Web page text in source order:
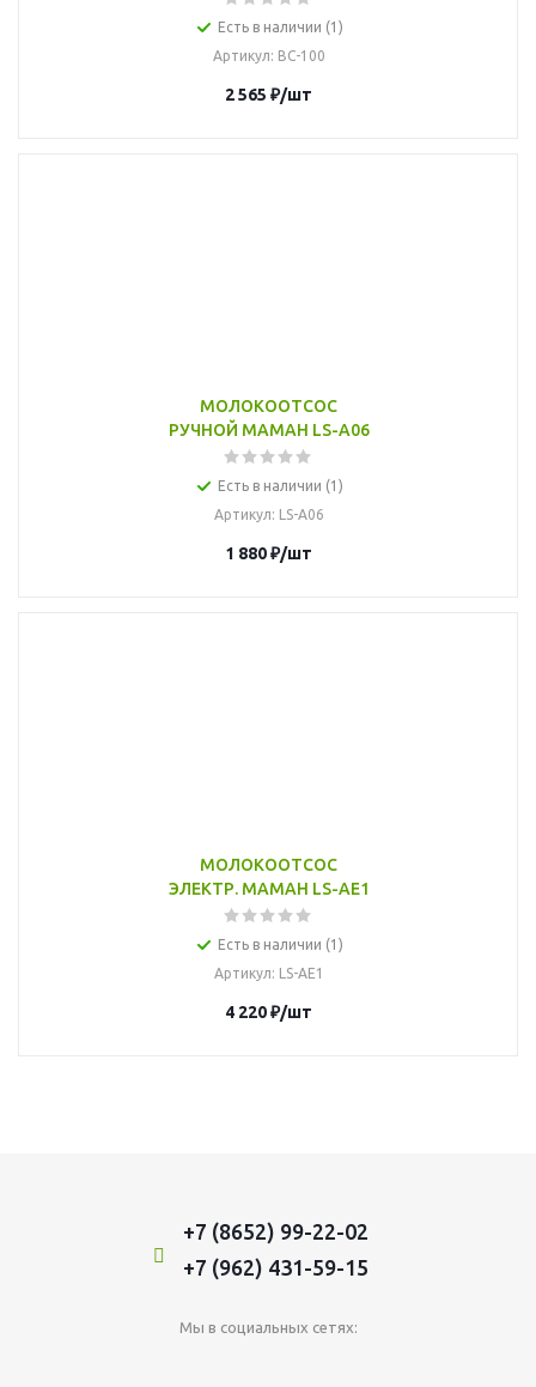
Есть в наличии (1)
Артикул: BC-100
2 565 ₽/шт
МОЛОКООТСОС
РУЧНОЙ MAMAH LS-A06
Есть в наличии (1)
Артикул: LS-A06
1 880₽/шт
МОЛОКООТСОС
ЭЛЕКТР. MAMAH LS-AE1
Есть в наличии (1)
Артикул: LS-AE1
4 220₽/шт
+7 (8652) 99-22-02
+7 (962) 431-59-15
Мы в социальных сетях: